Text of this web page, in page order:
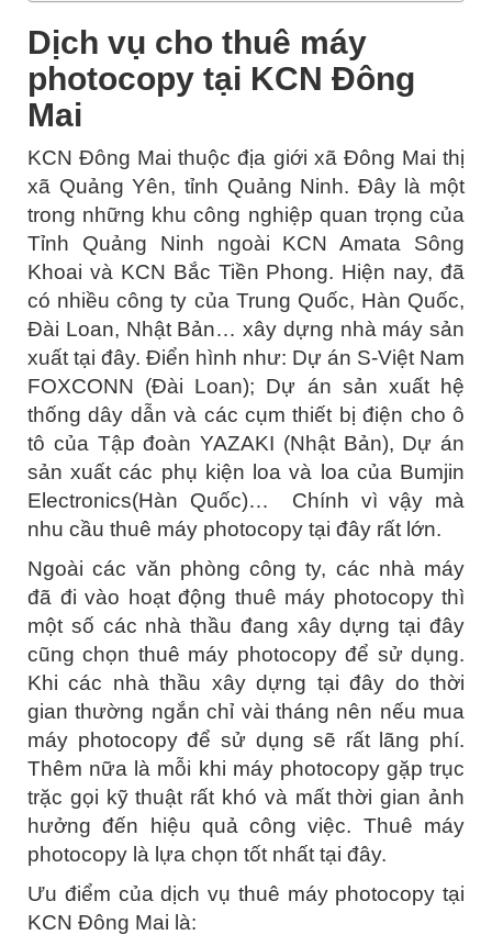
Dịch vụ cho thuê máy
photocopy tại KCN Đông
Mai
KCN Đông Mai thuộc địa giới xã Đông Mai thị
xã Quảng Yên, tỉnh Quảng Ninh. Đây là một
trong những khu công nghiệp quan trọng của
Tỉnh Quảng Ninh ngoài KCN Amata Sông
Khoai và KCN Bắc Tiền Phong. Hiện nay, đã
có nhiều công ty của Trung Quốc, Hàn Quốc,
Đài Loan, Nhật Bản… xây dựng nhà máy sản
xuất tại đây. Điển hình như: Dự án S-Việt Nam
FOXCONN (Đài Loan); Dự án sản xuất hệ
thống dây dẫn và các cụm thiết bị điện cho ô
tô của Tập đoàn YAZAKI (Nhật Bản), Dự án
sản xuất các phụ kiện loa và loa của Bumjin
Electronics(Hàn Quốc)…
Chính vì vậy mà
nhu cầu thuê máy photocopy tại đây rất lớn.
Ngoài các văn phòng công ty, các nhà máy
đã đi vào hoạt động thuê máy photocopy thì
một số các nhà thầu đang xây dựng tại đây
cũng chọn thuê máy photocopy để sử dụng.
Khi các nhà thầu xây dựng tại đây do thời
gian thường ngắn chỉ vài tháng nên nếu mua
máy photocopy để sử dụng sẽ rất lãng phí.
Thêm nữa là mỗi khi máy photocopy gặp trục
trặc gọi kỹ thuật rất khó và mất thời gian ảnh
hưởng đến hiệu quả công việc. Thuê máy
photocopy là lựa chọn tốt nhất tại đây.
Ưu điểm của dịch vụ thuê máy photocopy tại
KCN Đông Mai là: